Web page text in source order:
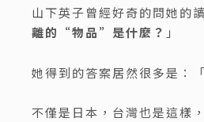
山下英子曾經好奇的問她的
離的 “物品” 是什麼？ 」
她得到的答案居然很多是：「
不僅是日本，台灣也是這